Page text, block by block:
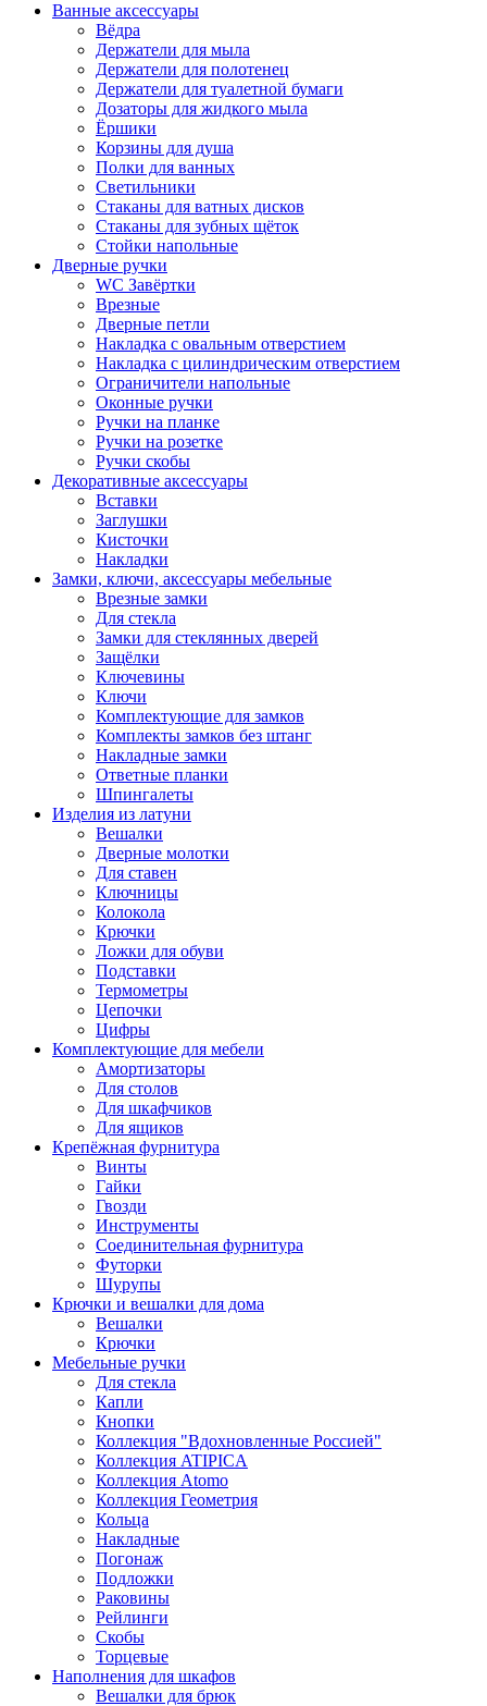
Ванные аксессуары
Вёдра
Держатели для мыла
Держатели для полотенец
Держатели для туалетной бумаги
Дозаторы для жидкого мыла
Ёршики
Корзины для душа
Полки для ванных
Светильники
Стаканы для ватных дисков
Стаканы для зубных щёток
Стойки напольные
Дверные ручки
WC Завёртки
Врезные
Дверные петли
Накладка с овальным отверстием
Накладка с цилиндрическим отверстием
Ограничители напольные
Оконные ручки
Ручки на планке
Ручки на розетке
Ручки скобы
Декоративные аксессуары
Вставки
Заглушки
Кисточки
Накладки
Замки, ключи, аксессуары мебельные
Врезные замки
Для стекла
Замки для стеклянных дверей
Защёлки
Ключевины
Ключи
Комплектующие для замков
Комплекты замков без штанг
Накладные замки
Ответные планки
Шпингалеты
Изделия из латуни
Вешалки
Дверные молотки
Для ставен
Ключницы
Колокола
Крючки
Ложки для обуви
Подставки
Термометры
Цепочки
Цифры
Комплектующие для мебели
Амортизаторы
Для столов
Для шкафчиков
Для ящиков
Крепёжная фурнитура
Винты
Гайки
Гвозди
Инструменты
Соединительная фурнитура
Футорки
Шурупы
Крючки и вешалки для дома
Вешалки
Крючки
Мебельные ручки
Для стекла
Капли
Кнопки
Коллекция "Вдохновленные Россией"
Коллекция ATIPICA
Коллекция Atomo
Коллекция Геометрия
Кольца
Накладные
Погонаж
Подложки
Раковины
Рейлинги
Скобы
Торцевые
Наполнения для шкафов
Вешалки для брюк